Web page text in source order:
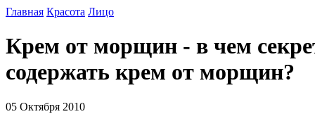
Главная Красота Лицо
Крем от морщин - в чем
содержать крем от морщин?
05 Октября 2010